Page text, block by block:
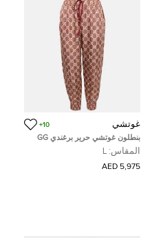
غوتشي 10+
بنطلون غوتشي حرير برغندي GG
سوبريم رياضية كبيرة L
المقاس: L
5,975 AED